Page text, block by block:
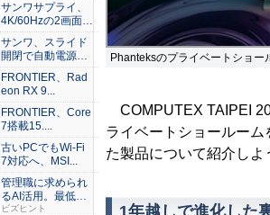
Phanteksのプライベートショー
COMPUTEX TAIPEI
ライベートショールー
た製品について紹介しよ
1年越しで進化した
サンワサプライ、
4K/60Hzの2画面
出...
サンワ、スライド
開閉で自動電源O
N/OF...
FRONTIER、Rad
eon RX 9...
FRONTIER、Core
7搭載15....
古いPCでもWi-Fi
7対応へ、MSI...
管理職に求められ
るAI活用。最低限
やるべ...
ビズヒント